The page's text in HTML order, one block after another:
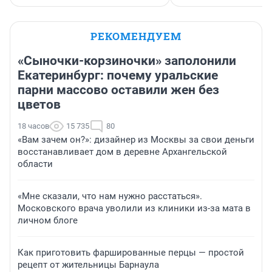
РЕКОМЕНДУЕМ
«Сыночки-корзиночки» заполонили
Екатеринбург: почему уральские
парни массово оставили жен без
цветов
18 часов 15 735 80
«Вам зачем он?»: дизайнер из Москвы за свои деньги
восстанавливает дом в деревне Архангельской
области
«Мне сказали, что нам нужно расстаться».
Московского врача уволили из клиники из-за мата в
личном блоге
Как приготовить фаршированные перцы — простой
рецепт от жительницы Барнаула